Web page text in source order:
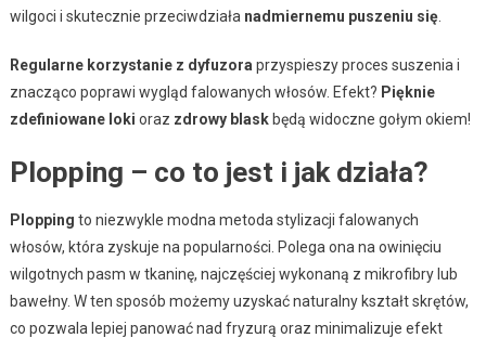
wilgoci i skutecznie przeciwdziała nadmiernemu puszeniu się.
Regularne korzystanie z dyfuzora przyspieszy proces suszenia i
znacząco poprawi wygląd falowanych włosów. Efekt? Pięknie
zdefiniowane loki oraz zdrowy blaskbędą widoczne gołym okiem!
Plopping – co to jest i jak działa?
Plopping to niezwykle modna metoda stylizacji falowanych
włosów, która zyskuje na popularności. Polega ona na owinięciu
wilgotnych pasm w tkaninę, najczęściej wykonaną z mikrofibry lub
bawełny. W ten sposób możemy uzyskać naturalny kształt skrętów,
co pozwala lepiej panować nad fryzurą oraz minimalizuje efekt